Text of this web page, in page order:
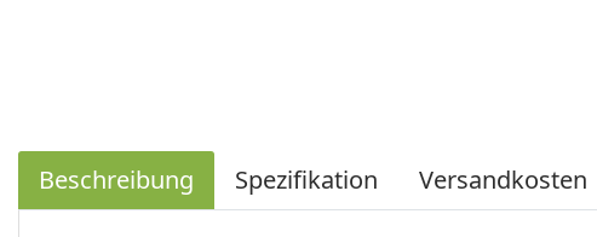
Beschreibung Spezifikation Versandkosten